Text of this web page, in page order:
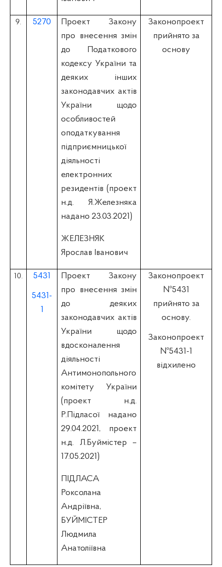
9. 5270
Проект Закону
про внесення змін
до Податкового
кодексу України та
деяких інших
законодавчих актів
України щодо
особливостей
оподаткування
підприємницької
діяльності
електронних
резидентів (проект
н.д. Я.Железняка
надано 23.03.2021)
ЖЕЛЕЗНЯК
Ярослав Іванович
Законопроект
прийнято за
основу
10. 5431
5431-
1
Проект Закону
про внесення змін
до деяких
законодавчих актів
України щодо
вдосконалення
діяльності
Антимонопольного
комітету України
(проект н.д.
Р.Підласої надано
29.04.2021, проект
н.д. Л.Буймістер –
17.05.2021)
ПІДЛАСА
Роксолана
Андріївна,
БУЙМІСТЕР
Людмила
Анатоліївна
Законопроект
№5431
прийнято за
основу.
Законопроект
№5431-1
відхилено